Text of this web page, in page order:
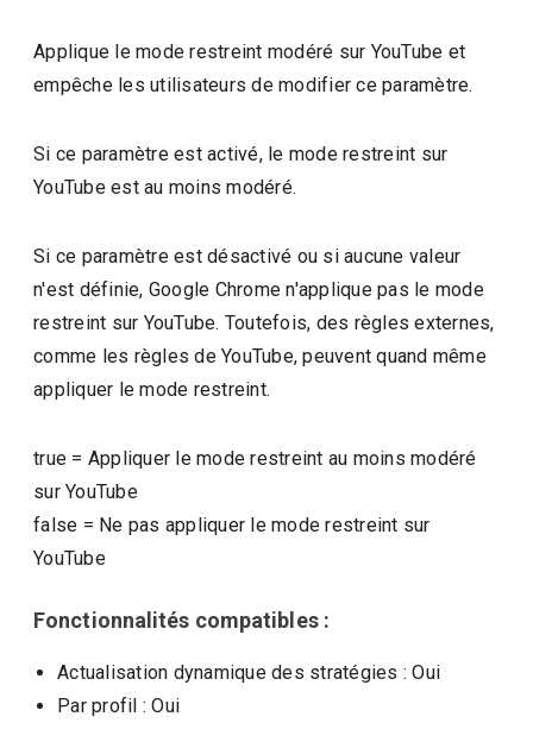
Applique le mode restreint modéré sur YouTube et
empêche les utilisateurs de modifier ce paramètre.
Si ce paramètre est activé, le mode restreint sur
YouTube est au moins modéré.
Si ce paramètre est désactivé ou si aucune valeur
n'est définie, Google Chrome n'applique pas le mode
restreint sur YouTube. Toutefois, des règles externes,
comme les règles de YouTube, peuvent quand même
appliquer le mode restreint.
true = Appliquer le mode restreint au moins modéré
sur YouTube
false = Ne pas appliquer le mode restreint sur
YouTube
Fonctionnalités compatibles :
Actualisation dynamique des stratégies : Oui
Par profil : Oui